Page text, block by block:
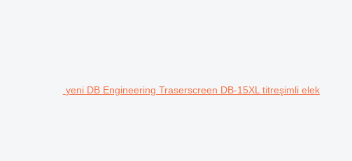
yeni DB Engineering Traserscreen DB-15XL titreşimli elek